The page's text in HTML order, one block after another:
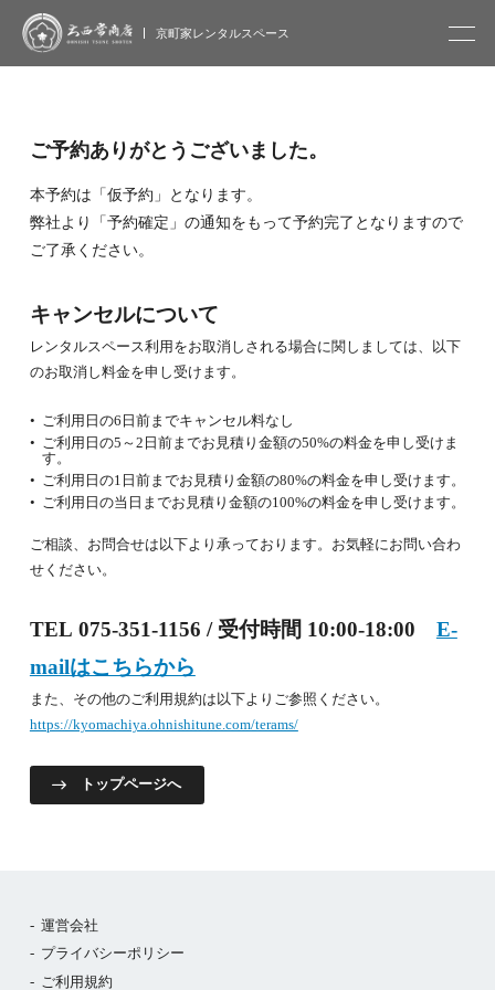
大西常商店
京町家レンタルスペース
ご予約ありがとうございました。
本予約は「仮予約」となります。
弊社より「予約確定」の通知をもって予約完了となりますので
ご了承ください。
キャンセルについて
レンタルスペース利用をお取消しされる場合に関しましては、以下
のお取消し料金を申し受けます。
ご利用日の6日前までキャンセル料なし
ご利用日の5～2日前までお見積り金額の50%の料金を申し受けま
す。
ご利用日の1日前までお見積り金額の80%の料金を申し受けます。
ご利用日の当日までお見積り金額の100%の料金を申し受けます。
ご相談、お問合せは以下より承っております。お気軽にお問い合わ
せください。
TEL 075-351-1156 / 受付時間 10:00-18:00 E-
mailはこちらから
また、その他のご利用規約は以下よりご参照ください。
https://kyomachiya.ohnishitune.com/terams/
トップページへ
運営会社
プライバシーポリシー
ご利用規約